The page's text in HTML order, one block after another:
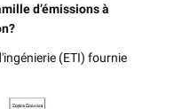
d’émissions à
(ETI) fournie